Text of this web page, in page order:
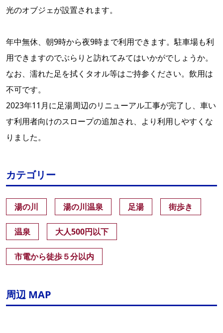
光のオブジェが設置されます。
年中無休、朝9時から夜9時まで利用できます。駐車場も利
用できますのでぶらりと訪れてみてはいかがでしょうか。
なお、濡れた足を拭くタオル等はご持参ください。飲用は
不可です。
2023年11月に足湯周辺のリニューアル工事が完了し、車い
す利用者向けのスロープの追加され、より利用しやすくな
りました。
カテゴリー
湯の川 湯の川温泉 足湯 街歩き
温泉 大人500円以下
市電から徒歩５分以内
周辺 MAP